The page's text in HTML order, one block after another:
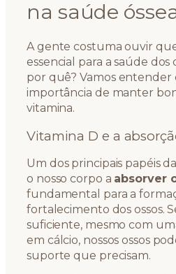
na saúde
A gente costuma ouvir
essencial para a saúde dos
por quê? Vamos entender
importância de manter
vitamina.
Vitamina D e a
Um dos principais papéis
o nosso corpo a absorver
fundamental para a
fortalecimento dos ossos.
suficiente, mesmo com
em cálcio, nossos ossos
suporte que precisam.